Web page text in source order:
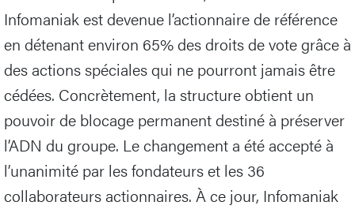
Infomaniak est devenue l’actionnaire de référence
en détenant environ 65% des droits de vote grâce à
des actions spéciales qui ne pourront jamais être
cédées. Concrètement, la structure obtient un
pouvoir de blocage permanent destiné à préserver
l’ADN du groupe. Le changement a été accepté à
l’unanimité par les fondateurs et les 36
collaborateurs actionnaires. À ce jour, Infomaniak